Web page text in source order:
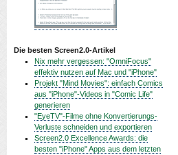
Die besten Screen2.0-Artikel
Nix mehr vergessen: "OmniFocus"
effektiv nutzen auf Mac und "iPhone"
Projekt "Mind Movies": einfach Comics
aus "iPhone"-Videos in "Comic Life"
generieren
"EyeTV"-Filme ohne Konvertierungs-
Verluste schneiden und exportieren
Screen2.0 Excellence Awards: die
besten "iPhone" Apps aus dem letzten